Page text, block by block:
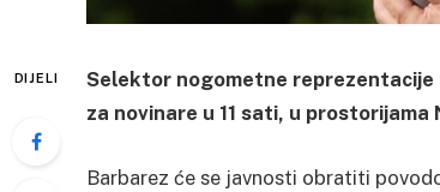
DIJELI
Selektor nogometne reprezentacije
za novinare u 11 sati, u
Barbarez će se javnosti obratiti